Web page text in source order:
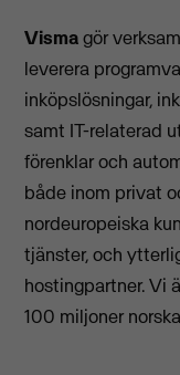
Vismagör
leverera
inköpslösningar,
samt IT-relaterad
förenklar och
både inom privat
nordeuropeiska
tjänster, och
hostingpartner. Vi
100 miljoner